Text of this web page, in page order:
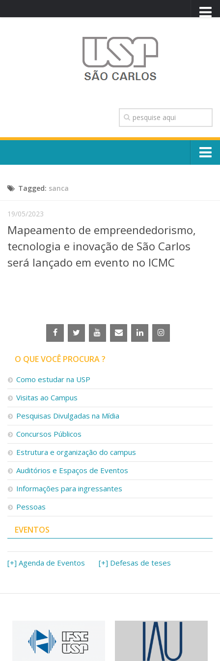
TRANSPARÊNCIA
OUVIDORIA
CONTATO
Escola, Institutos e Órgãos
Núcleos e Comissões
Telefones e Mapas
Pessoas
Graduação
Linhas de Pesquisa
Centros, Núcleos e Projetos em Rede
Iniciação Científica
Empresas Juniores
Extensão à Comunidade
Projetos, Programas e Cursos
Artes, Cultura e Esportes
Museus e Espaços Interativos
Serviços
Bibliotecas
Apoio ao Estudante
Segurança, Trânsito e Prevenção
RH, Administrativo e Financeiro
Outros serviços
Comunicação
Assessorias e Mídias
Aplicativos e Sites
Jornal da USP
Agenda de Eventos
Tagged: sanca
19/05/2023
Mapeamento de empreendedorismo,
tecnologia e inovação de São Carlos
será lançado em evento no ICMC
O QUE VOCÊ PROCURA ?
Como estudar na USP
Visitas ao Campus
Pesquisas Divulgadas na Mídia
Concursos Públicos
Estrutura e organização do campus
Auditórios e Espaços de Eventos
Informações para ingressantes
Pessoas
EVENTOS
[+] Agenda de Eventos [+] Defesas de teses